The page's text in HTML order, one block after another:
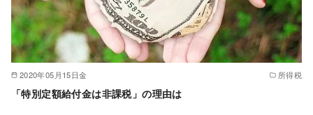
2020年05月15日金 所得税
「特別定額給付金は非課税」の理由は